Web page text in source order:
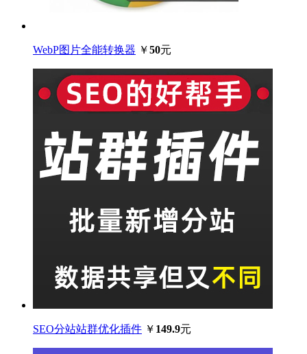
WebP图片全能转换器 ￥50元
SEO分站站群优化插件 ￥ 149.9元